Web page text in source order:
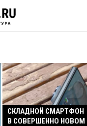
СКЛАДНОЙ СМАРТФОН
В СОВЕРШЕННО